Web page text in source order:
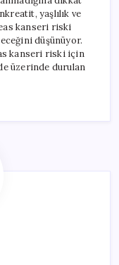
yaşlılık ve
kanseri riski
düşünüyor.
kanseri riski için
üzerinde durulan